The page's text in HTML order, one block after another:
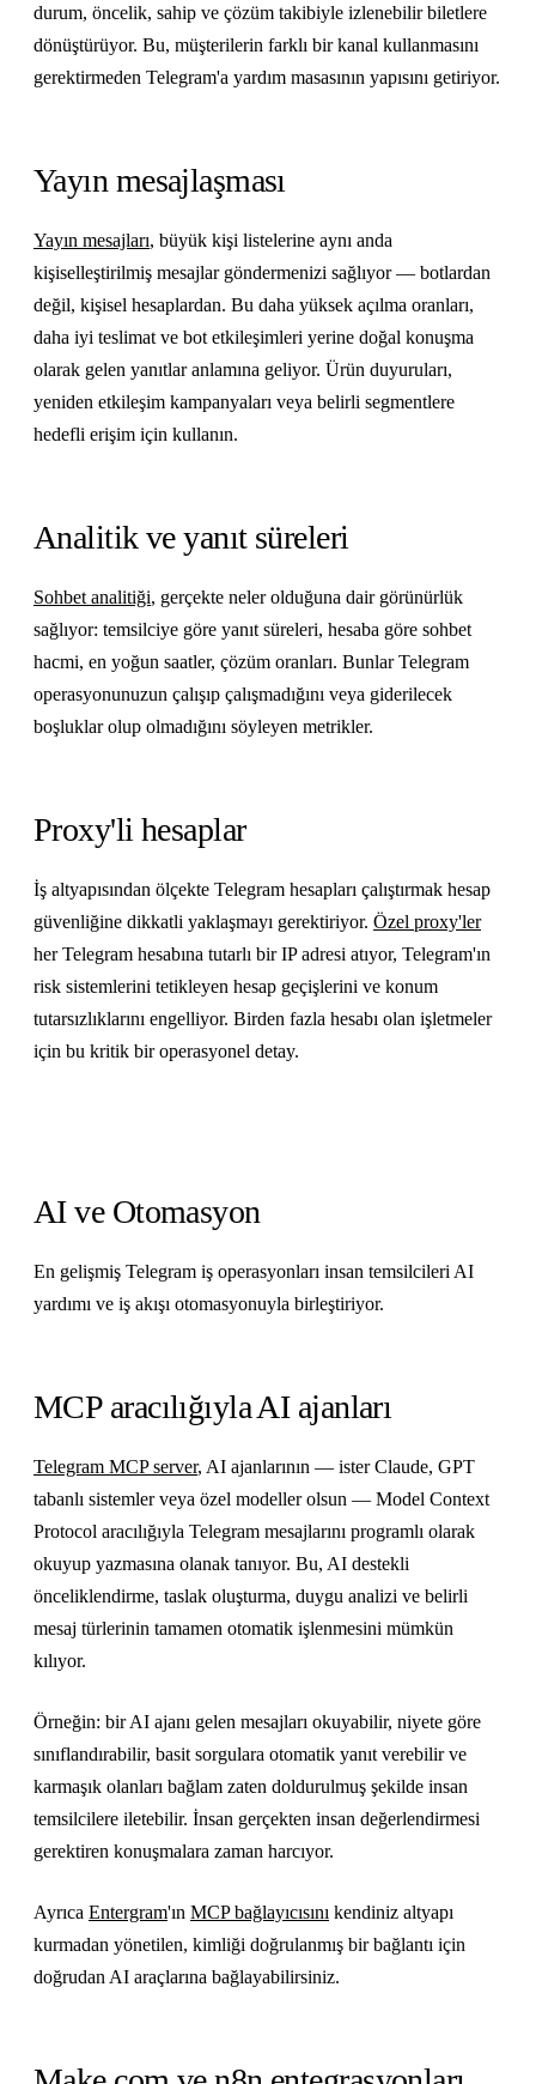
durum, öncelik, sahip ve çözüm takibiyle izlenebilir biletlere
dönüştürüyor. Bu, müşterilerin farklı bir kanal kullanmasını
gerektirmeden Telegram'a yardım masasının yapısını getiriyor.
Yayın mesajlaşması
Yayın mesajları, büyük kişi listelerine aynı anda
kişiselleştirilmiş mesajlar göndermenizi sağlıyor — botlardan
değil, kişisel hesaplardan. Bu daha yüksek açılma oranları,
daha iyi teslimat ve bot etkileşimleri yerine doğal konuşma
olarak gelen yanıtlar anlamına geliyor. Ürün duyuruları,
yeniden etkileşim kampanyaları veya belirli segmentlere
hedefli erişim için kullanın.
Analitik ve yanıt süreleri
Sohbet analitiği, gerçekte neler olduğuna dair görünürlük
sağlıyor: temsilciye göre yanıt süreleri, hesaba göre sohbet
hacmi, en yoğun saatler, çözüm oranları. Bunlar Telegram
operasyonunuzun çalışıp çalışmadığını veya giderilecek
boşluklar olup olmadığını söyleyen metrikler.
Proxy'li hesaplar
İş altyapısından ölçekte Telegram hesapları çalıştırmak hesap
güvenliğine dikkatli yaklaşmayı gerektiriyor. Özel proxy'ler
her Telegram hesabına tutarlı bir IP adresi atıyor, Telegram'ın
risk sistemlerini tetikleyen hesap geçişlerini ve konum
tutarsızlıklarını engelliyor. Birden fazla hesabı olan işletmeler
için bu kritik bir operasyonel detay.
AI ve Otomasyon
En gelişmiş Telegram iş operasyonları insan temsilcileri AI
yardımı ve iş akışı otomasyonuyla birleştiriyor.
MCP aracılığıyla AI ajanları
Telegram MCP server, AI ajanlarının — ister Claude, GPT
tabanlı sistemler veya özel modeller olsun — Model Context
Protocol aracılığıyla Telegram mesajlarını programlı olarak
okuyup yazmasına olanak tanıyor. Bu, AI destekli
önceliklendirme, taslak oluşturma, duygu analizi ve belirli
mesaj türlerinin tamamen otomatik işlenmesini mümkün
kılıyor.
Örneğin: bir AI ajanı gelen mesajları okuyabilir, niyete göre
sınıflandırabilir, basit sorgulara otomatik yanıt verebilir ve
karmaşık olanları bağlam zaten doldurulmuş şekilde insan
temsilcilere iletebilir. İnsan gerçekten insan değerlendirmesi
gerektiren konuşmalara zaman harcıyor.
Ayrıca Entergram'ın MCP bağlayıcısını kendiniz altyapı
kurmadan yönetilen, kimliği doğrulanmış bir bağlantı için
doğrudan AI araçlarına bağlayabilirsiniz.